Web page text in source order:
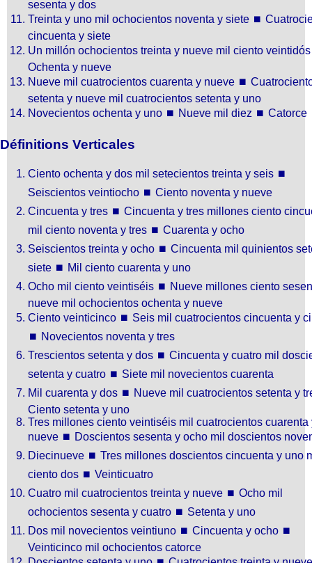
sesenta y dos
Treinta y uno mil ochocientos noventa y siete ⏹
cincuenta y siete
Un millón ochocientos treinta y nueve mil ciento veintidós
Ochenta y nueve
Nueve mil cuatrocientos cuarenta y nueve ⏹
setenta y nueve mil cuatrocientos setenta y uno
Novecientos ochenta y uno ⏹ Nueve mil diez ⏹ Catorce
Définitions Verticales
Ciento ochenta y dos mil setecientos treinta y seis ⏹
Seiscientos veintiocho ⏹ Ciento noventa y nueve
Cincuenta y tres ⏹ Cincuenta y tres millones ciento
mil ciento noventa y tres ⏹ Cuarenta y ocho
Seiscientos treinta y ocho ⏹ Cincuenta mil quinientos
siete ⏹ Mil ciento cuarenta y uno
Ocho mil ciento veintiséis ⏹ Nueve millones ciento
nueve mil ochocientos ochenta y nueve
Ciento veinticinco ⏹ Seis mil cuatrocientos cincuenta y
⏹ Novecientos noventa y tres
Trescientos setenta y dos ⏹ Cincuenta y cuatro mil
setenta y cuatro ⏹ Siete mil novecientos cuarenta
Mil cuarenta y dos ⏹ Nueve mil cuatrocientos setenta y
Ciento setenta y uno
Tres millones ciento veintiséis mil cuatrocientos cuarenta
nueve ⏹ Doscientos sesenta y ocho mil doscientos
Diecinueve ⏹ Tres millones doscientos cincuenta y uno
ciento dos ⏹ Veinticuatro
Cuatro mil cuatrocientos treinta y nueve ⏹ Ocho mil
ochocientos sesenta y cuatro ⏹ Setenta y uno
Dos mil novecientos veintiuno ⏹ Cincuenta y ocho ⏹
Veinticinco mil ochocientos catorce